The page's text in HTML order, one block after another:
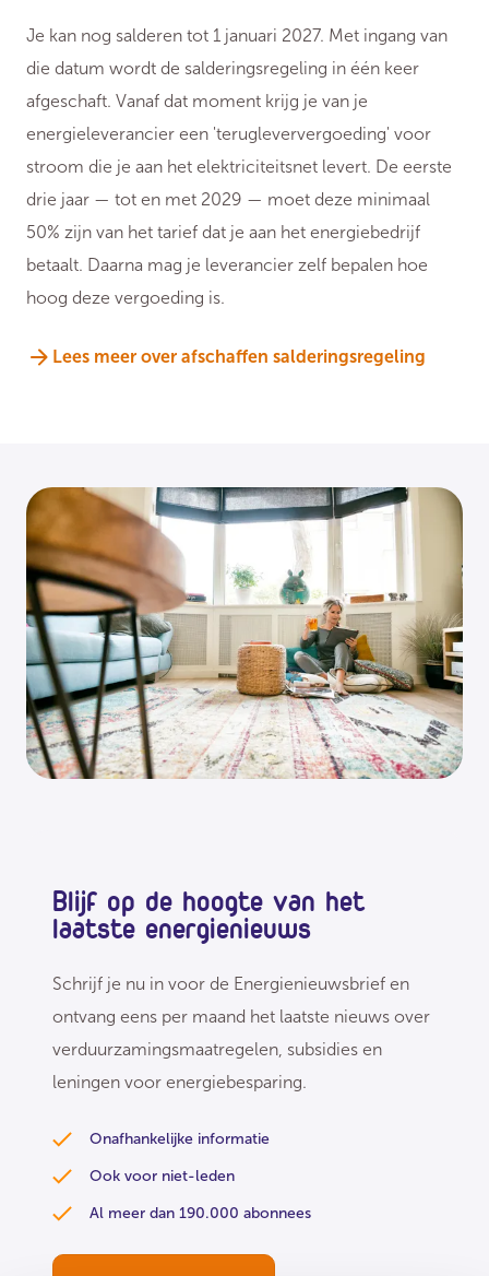
Je kan nog salderen tot 1 januari 2027. Met ingang van
die datum wordt de salderingsregeling in één keer
afgeschaft. Vanaf dat moment krijg je van je
energieleverancier een 'terugleververgoeding' voor
stroom die je aan het elektriciteitsnet levert. De eerste
drie jaar — tot en met 2029 — moet deze minimaal
50% zijn van het tarief dat je aan het energiebedrijf
betaalt. Daarna mag je leverancier zelf bepalen hoe
hoog deze vergoeding is.
Lees meer over afschaffen salderingsregeling
Blijf op de hoogte van het
laatste energienieuws
Schrijf je nu in voor de Energienieuwsbrief en
ontvang eens per maand het laatste nieuws over
verduurzamingsmaatregelen, subsidies en
leningen voor energiebesparing.
Onafhankelijke informatie
Ook voor niet-leden
Al meer dan 190.000 abonnees